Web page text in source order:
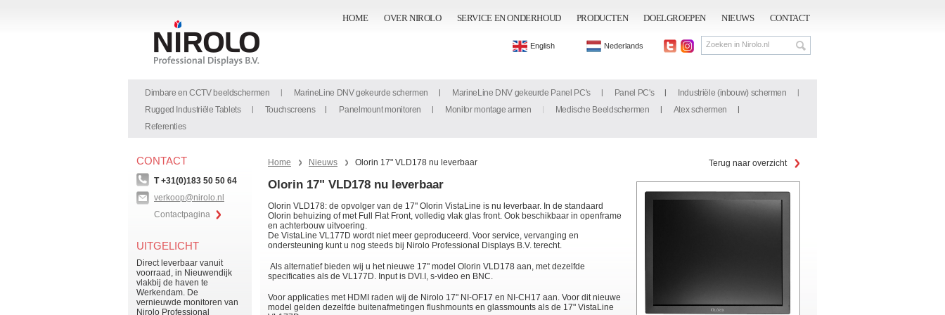
HOME OVER NIROLO SERVICE EN ONDERHOUD PRODUCTEN DOELGROEPEN NIEUWS CONTACT
English Nederlands
Dimbare en CCTV beeldschermen MarineLine DNV gekeurde schermen MarineLine DNV gekeurde Panel PC's Panel PC's
Industriële (inbouw) schermen
Rugged Industriële Tablets
Touchscreens Panelmount monitoren Monitor montage armen Medische Beeldschermen
Atex schermen
Referenties
CONTACT
T +31(0)183 50 50 64
verkoop@nirolo.nl
Contactpagina
UITGELICHT
Direct leverbaar vanuit
voorraad, in Nieuwendijk
vlakbij de haven te
Werkendam. De
vernieuwde monitoren van
Nirolo Professional
Home Nieuws Olorin 17" VLD178 nu leverbaar Terug naar overzicht
Olorin 17" VLD178 nu leverbaar
Olorin VLD178: de opvolger van de 17" Olorin VistaLine is nu leverbaar. In de standaard
Olorin behuizing of met Full Flat Front, volledig vlak glas front. Ook beschikbaar in openframe
en achterbouw uitvoering.
De VistaLine VL177D wordt niet meer geproduceerd. Voor service, vervanging en
ondersteuning kunt u nog steeds bij Nirolo Professional Displays B.V. terecht.
Als alternatief bieden wij u het nieuwe 17" model Olorin VLD178 aan, met dezelfde
specificaties als de VL177D. Input is DVI.I, s-video en BNC.
Voor applicaties met HDMI raden wij de Nirolo 17" NI-OF17 en NI-CH17 aan. Voor dit nieuwe
model gelden dezelfde buitenafmetingen flushmounts en glassmounts als de 17" VistaLine